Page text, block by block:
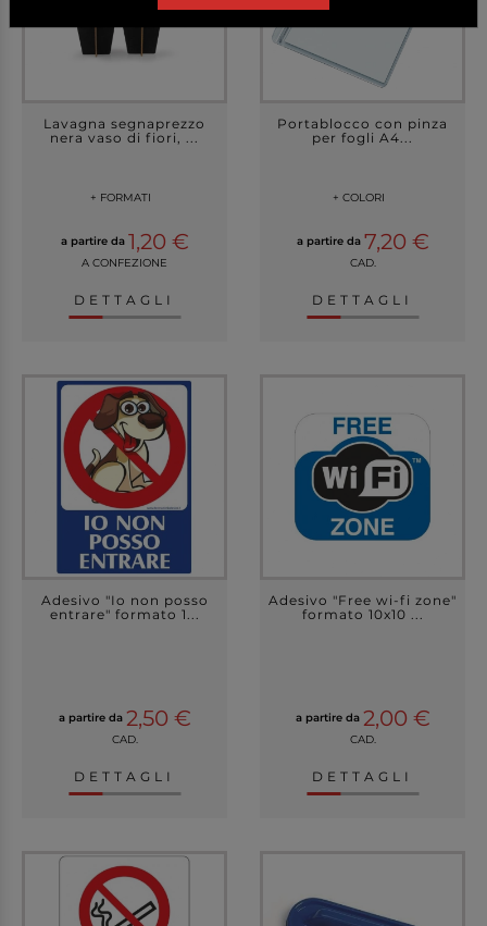
Lavagna segnaprezzo
nera vaso di fiori, ...
+ FORMATI
a partire da 1,20 €
A CONFEZIONE
DETTAGLI
Portablocco con pinza
per fogli A4...
+ COLORI
a partire da 7,20 €
CAD.
DETTAGLI
Adesivo "Io non posso
entrare" formato 1...
a partire da 2,50 €
CAD.
DETTAGLI
Adesivo "Free wi-fi zone"
formato 10x10 ...
a partire da 2,00 €
CAD.
DETTAGLI